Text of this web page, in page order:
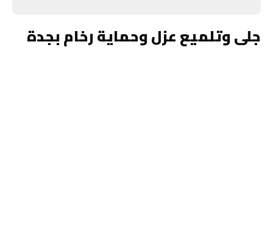
جلى وتلميع عزل وحماية رخام بجدة